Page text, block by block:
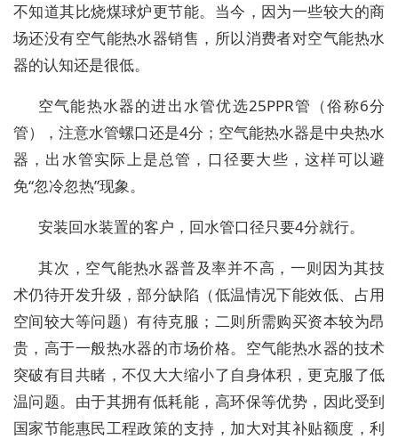
不知道其比烧煤球炉更节能。当今，因为一些较大的商
场还没有空气能热水器销售，所以消费者对空气能热水
器的认知还是很低。
空气能热水器的进出水管优选25PPR管（俗称6分
管），注意水管螺口还是4分；空气能热水器是中央热水
器，出水管实际上是总管，口径要大些，这样可以避
免“忽冷忽热”现象。
安装回水装置的客户，回水管口径只要4分就行。
其次，空气能热水器普及率并不高，一则因为其技
术仍待开发升级，部分缺陷（低温情况下能效低、占用
空间较大等问题）有待克服；二则所需购买资本较为昂
贵，高于一般热水器的市场价格。空气能热水器的技术
突破有目共睹，不仅大大缩小了自身体积，更克服了低
温问题。由于其拥有低耗能，高环保等优势，因此受到
国家节能惠民工程政策的支持，加大对其补贴额度，利